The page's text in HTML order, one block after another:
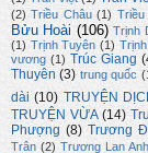
(2) Triều Châu (1)
Bửu Hoài (106) Trịnh
(1) Trịnh Tuyên (1)
vương (1) Trúc Giang
Thuyên (3) trung quốc
dài (10) TRUYỆN
TRUYỆN VỪA (14)
Phượng (8) Trương
Trân (2) Trương Lan Anh